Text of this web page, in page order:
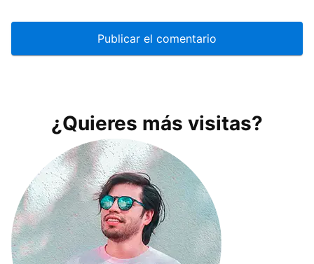
¿Quieres más visitas?